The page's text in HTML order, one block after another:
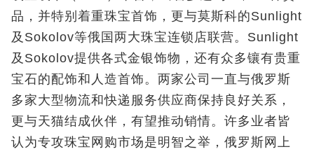
品，并特别着重珠宝首饰，更与莫斯科的Sunlight
及Sokolov等俄国两大珠宝连锁店联营。Sunlight
及Sokolov提供各式金银饰物，还有众多镶有贵重
宝石的配饰和人造首饰。两家公司一直与俄罗斯
多家大型物流和快递服务供应商保持良好关系，
更与天猫结成伙伴，有望推动销情。许多业者皆
认为专攻珠宝网购市场是明智之举，俄罗斯网上